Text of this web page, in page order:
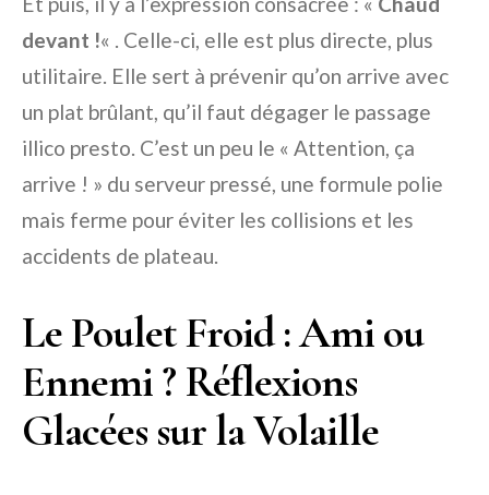
devant !« . Celle-ci, elle est plus directe, plus
utilitaire. Elle sert à prévenir qu’on arrive avec
un plat brûlant, qu’il faut dégager le passage
illico presto. C’est un peu le « Attention, ça
arrive ! » du serveur pressé, une formule polie
mais ferme pour éviter les collisions et les
accidents de plateau.
Le Poulet Froid : Ami ou
Ennemi ? Réflexions
Glacées sur la Volaille